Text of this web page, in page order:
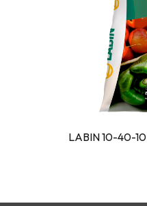
LABIN 10-40-10